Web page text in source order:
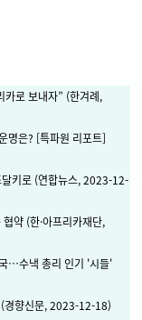
카로 보내자” (한겨례,
명은? [특파원 리포트]
달키로 (연합뉴스, 2023-12-
약 (한·아프리카재단,
…수낵 총리 인기 '시들'
(경향신문, 2023-12-18)